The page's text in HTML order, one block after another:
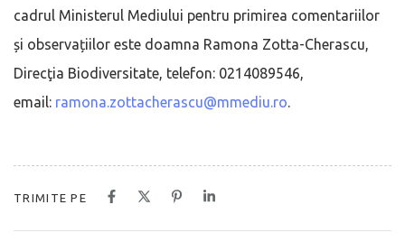
cadrul Ministerul Mediului pentru primirea comentariilor
și observațiilor este doamna Ramona Zotta-Cherascu,
Direcţia Biodiversitate, telefon: 0214089546,
email: ramona.zottacherascu@mmediu.ro.
TRIMITE PE